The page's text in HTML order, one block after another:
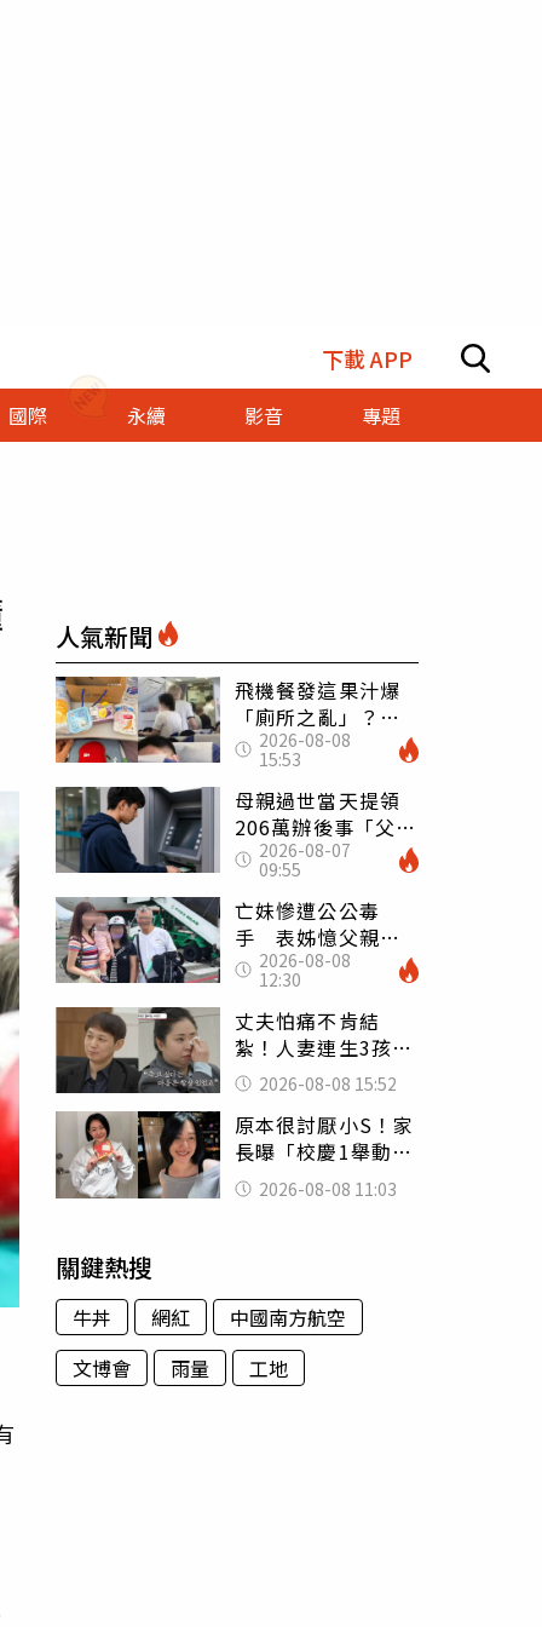
下載 APP
國際 永續 影音 專題
人氣新聞
飛機餐發這果汁爆
「廁所之亂」？乘
客崩潰：差點丟大
臉 醫揭3類人別亂
喝
2026-08-08
15:53
母親過世當天提領
206萬辦後事「父子
遭判刑」 律師：
搶錢先下手是罪
2026-08-07
09:55
亡妹慘遭公公毒
手 表姊憶父親節
前夕：小舅舅仍到
殯儀館陪她說話
2026-08-08
12:30
丈夫怕痛不肯結
紮！人妻連生3孩
控遭家暴淚喊：真
的好累
2026-08-08 15:52
原本很討厭小S！家
長曝「校慶1舉動」
讓她徹底改觀 網
友洗版認證
2026-08-08 11:03
關鍵熱搜
牛丼 網紅
中國南方航空
文博會
雨量 工地